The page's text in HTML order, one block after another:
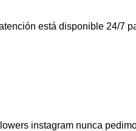
está disponible 24/7
instagram nunca